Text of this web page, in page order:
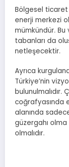
Bölgesel ticaret
enerji merkezi
mümkündür.
tabanları da
netleşecektir.
Ayrıca
Türkiye’nin
coğrafyasında
alanında
güzergahı
olmalıdır.